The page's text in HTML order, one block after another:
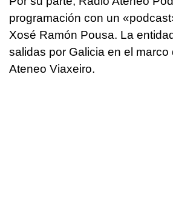
programación con un
Xosé Ramón Pousa. La
salidas por Galicia en el marco
Ateneo Viaxeiro.